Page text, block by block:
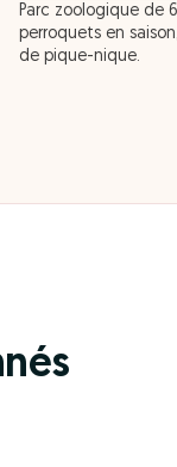
Parc zoologique de
perroquets en
de pique-nique.